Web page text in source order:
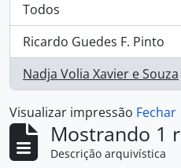
Todos
Ricardo Guedes F. Pinto
, 1 resultados
Nadja Volia Xavier e Souza
, 1 resultados
Visualizar impressão Fechar
Mostrando 1
Descrição arquivística